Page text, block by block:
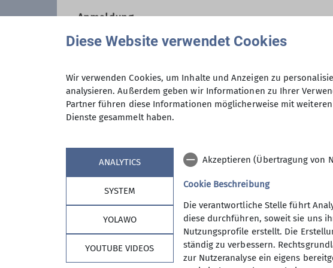
Wer kann sich das wochentags leisten?
Nun, alle die aus dem Berufsleben
guter Verfassung sind.
bis 20 km) auf unserem Programm. Dazu
Wanderwoche in den Bergen sowie im
An den Tourentagen werden die
Tourenangebot ist es unser Bestreben, dass
Wer uns, eine wirklich sympathische und
zu unserem Freitagstreffen in den Gasthof
dann vielleicht die nächste Wanderung mit.
Informationen gibts beim Vereinsbeirat für
Herbert Meyer 08153 7050
Kontakt aufnehmen
Anmeldung
Preis
Maximale Teilnehmeranzahl
Diese Website verwendet Cookies
Wir verwenden Cookies, um Inhalte und Anzeigen zu
analysieren. Außerdem geben wir Informationen zu Ihrer
Partner führen diese Informationen möglicherweise mit
Dienste gesammelt haben.
ANALYTICS
SYSTEM
YOLAWO
YOUTUBE VIDEOS
Akzeptieren (Übertragung von
Cookie Beschreibung
Die verantwortliche Stelle führt
diese durchführen, soweit sie uns
Nutzungsprofile erstellt. Die
ständig zu verbessern.
zur Nutzeranalyse ein eigens